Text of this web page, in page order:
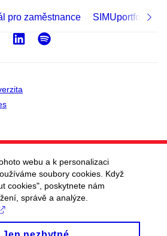
pro zaměstnance SIMUportfolio
Twitter
LinkedIn
Spotify
webu a k personalizaci
soubory cookies. Když
cookies", poskytnete nám
správě a analýze.